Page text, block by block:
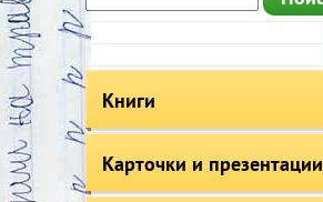
Книги
Карточки и презентации